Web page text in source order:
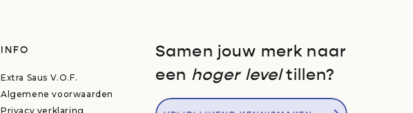
INFO
Extra Saus V.O.F.
Algemene voorwaarden
Privacy verklaring
Samen jouw merk naar
een hoger leveltillen?